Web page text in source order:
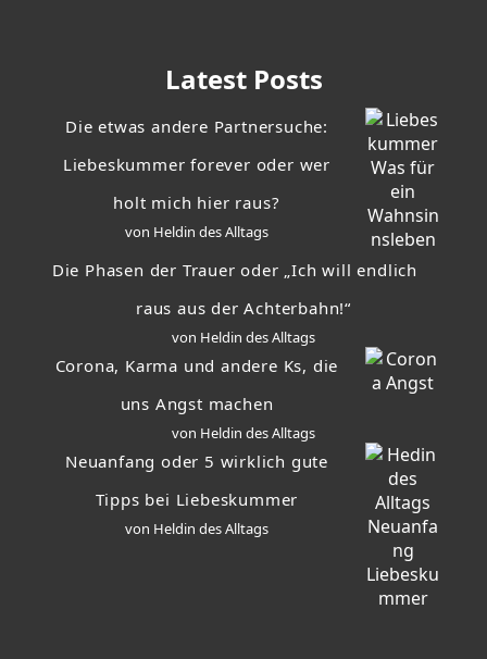
Latest Posts
Die etwas andere Partnersuche:
Liebeskummer forever oder wer
holt mich hier raus?
von Heldin des Alltags
Die Phasen der Trauer oder „Ich will endlich
raus aus der Achterbahn!“
von Heldin des Alltags
Corona, Karma und andere Ks, die
uns Angst machen
von Heldin des Alltags
Neuanfang oder 5 wirklich gute
Tipps bei Liebeskummer
von Heldin des Alltags